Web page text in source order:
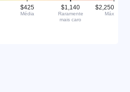
$425
Média
$1,140
Raramente
mais caro
$2,250
Máx